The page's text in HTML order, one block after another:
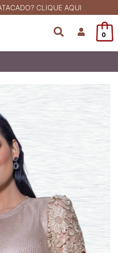
CLIQUE AQUI
0